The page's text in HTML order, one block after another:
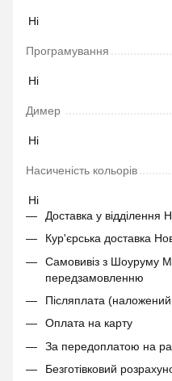
Ні
Програмування
Ні
Димер
Ні
Насиченість кольорів
Ні
Доставка у відділення
Кур'єрська доставка
Самовивіз з Шоуруму
передзамовленню
Післяплата (наложений
Оплата на карту
За передоплатою на
Безготівковий